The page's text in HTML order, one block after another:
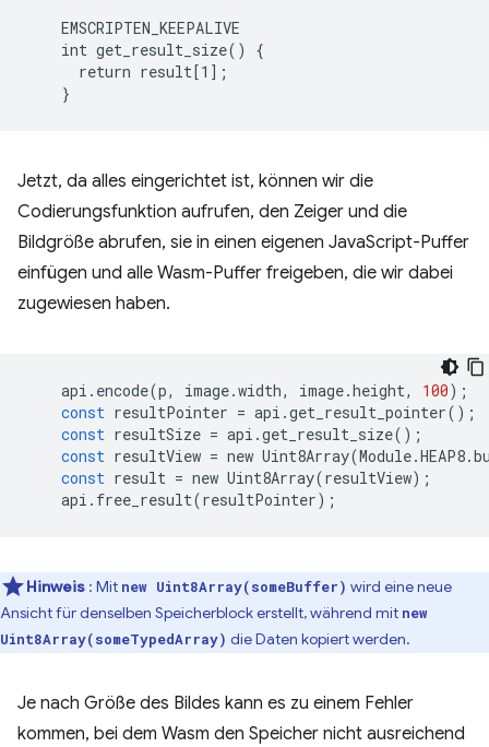
    EMSCRIPTEN_KEEPALIVE
    int get_result_size() {
      return result[1];
Jetzt, da alles eingerichtet ist, können wir die
Codierungsfunktion aufrufen, den Zeiger und die
Bildgröße abrufen, sie in einen eigenen JavaScript-Puffer
einfügen und alle Wasm-Puffer freigeben, die wir dabei
zugewiesen haben.
api . encode(p, image.width, image.height, 100);
const resultPointer = api .get_result_pointer();
const resultSize = api .get_result_size();
const resultView = new Uint8Array(Module.HEAP8.
const result = new Uint8Array(resultView);
api . free_result(resultPointer);
Hinweis : Mit new Uint8Array(someBuffer) wird eine neue
Ansicht für denselben Speicherblock erstellt, während mit new
Uint8Array(someTypedArray) die Daten kopiert werden.
Je nach Größe des Bildes kann es zu einem Fehler
kommen, bei dem Wasm den Speicher nicht ausreichend